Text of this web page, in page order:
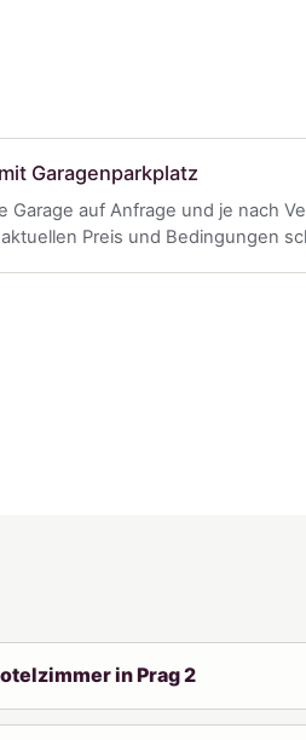
Garagenparkplatz
Garage auf Anfrage und je nach
Preis und Bedingungen
in Prag 2